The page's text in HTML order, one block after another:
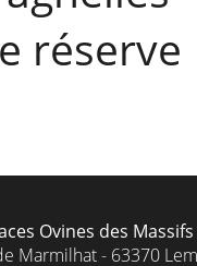
réserve
Ovines des Massifs
Marmilhat - 63370